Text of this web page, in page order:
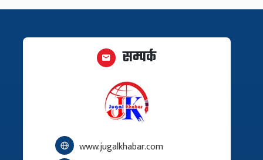
सम्पर्क
www.jugalkhabar.com